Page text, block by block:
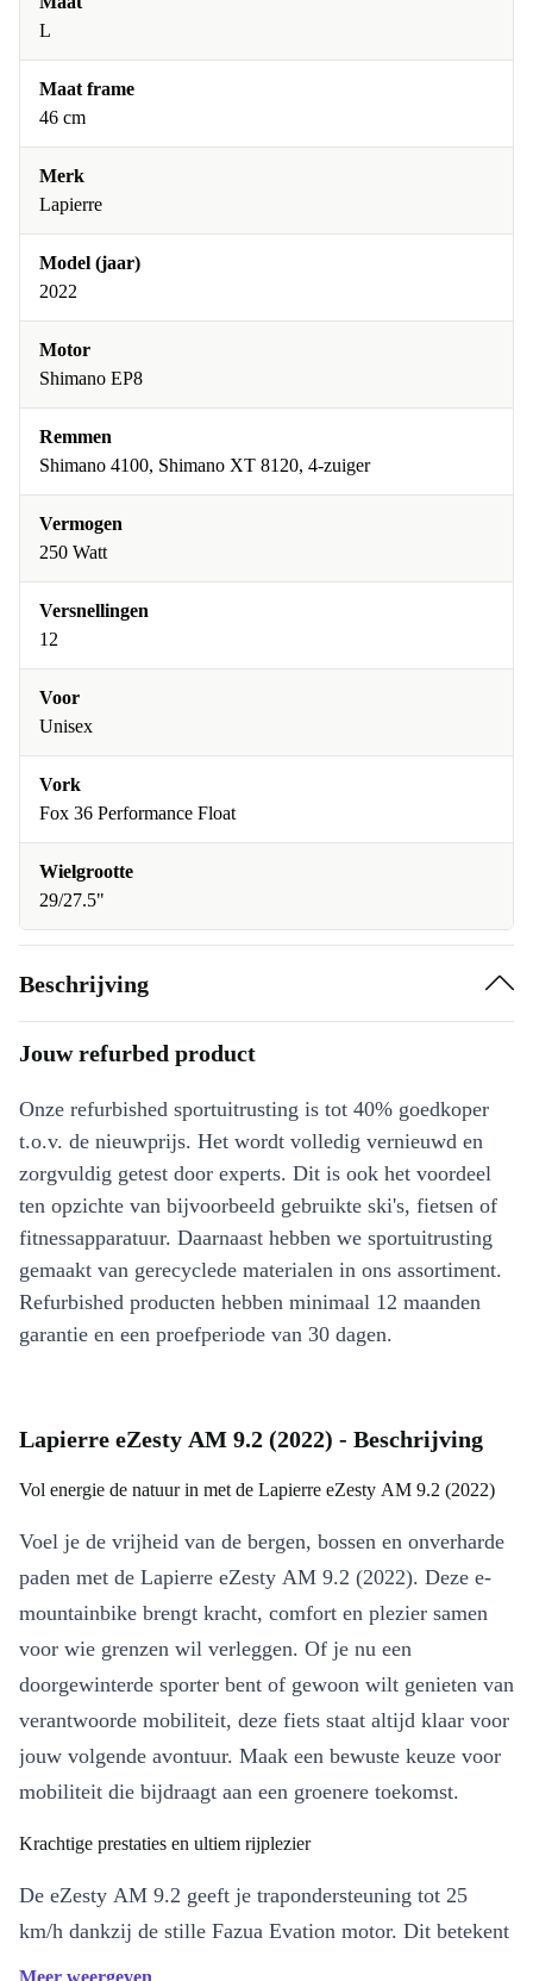
L
Maat frame
46 cm
Merk
Lapierre
Model (jaar)
2022
Motor
Shimano EP8
Remmen
Shimano 4100, Shimano XT 8120, 4-zuiger
Vermogen
250 Watt
Versnellingen
12
Voor
Unisex
Vork
Fox 36 Performance Float
Wielgrootte
29/27.5"
Beschrijving
Jouw refurbed product
Onze refurbished sportuitrusting is tot 40% goedkoper
t.o.v. de nieuwprijs. Het wordt volledig vernieuwd en
zorgvuldig getest door experts. Dit is ook het voordeel
ten opzichte van bijvoorbeeld gebruikte ski's, fietsen of
fitnessapparatuur. Daarnaast hebben we sportuitrusting
gemaakt van gerecyclede materialen in ons assortiment.
Refurbished producten hebben minimaal 12 maanden
garantie en een proefperiode van 30 dagen.
Lapierre eZesty AM 9.2 (2022) - Beschrijving
Vol energie de natuur in met de Lapierre eZesty AM 9.2 (2022)
Voel je de vrijheid van de bergen, bossen en onverharde
paden met de Lapierre eZesty AM 9.2 (2022). Deze e-
mountainbike brengt kracht, comfort en plezier samen
voor wie grenzen wil verleggen. Of je nu een
doorgewinterde sporter bent of gewoon wilt genieten van
verantwoorde mobiliteit, deze fiets staat altijd klaar voor
jouw volgende avontuur. Maak een bewuste keuze voor
mobiliteit die bijdraagt aan een groenere toekomst.
Krachtige prestaties en ultiem rijplezier
De eZesty AM 9.2 geeft je trapondersteuning tot 25
km/h dankzij de stille Fazua Evation motor. Dit betekent
dat je moeiteloos steile hellingen opzoekt en pittige trails
Meer weergeven